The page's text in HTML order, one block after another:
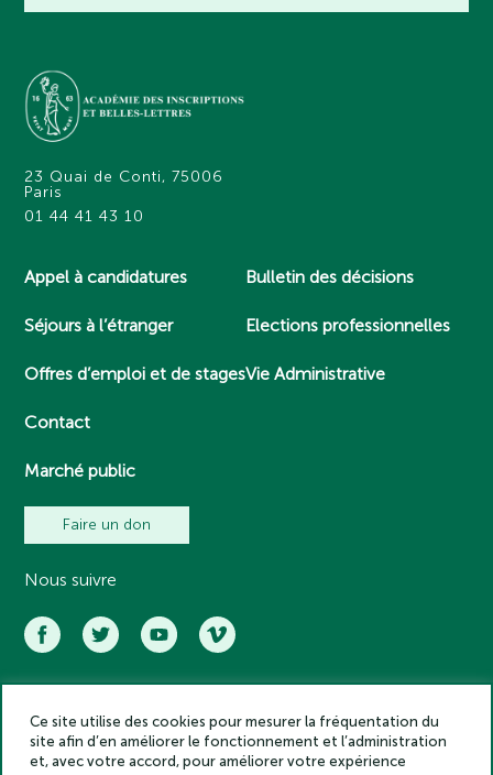
23 Quai de Conti, 75006
Paris
01 44 41 43 10
Appel à candidatures
Séjours à l’étranger
Offres d’emploi et de stages
Contact
Marché public
Bulletin des décisions
Elections professionnelles
Vie Administrative
Faire un don
Nous suivre
Académie des inscriptions et belles lettres – Tous droits réservés
2025
Politique de confidentialité
Ce site utilise des cookies pour mesurer la fréquentation du
site afin d’en améliorer le fonctionnement et l’administration
et, avec votre accord, pour améliorer votre expérience